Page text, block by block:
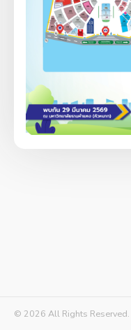
© 2026 All Rights Reserved.